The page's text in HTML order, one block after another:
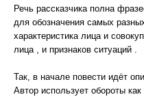
Речь рассказчика полна
для обозначения самых
характеристика лица и
лица , и признаков ситуаций .
Так, в начале повести идёт
Автор использует обороты